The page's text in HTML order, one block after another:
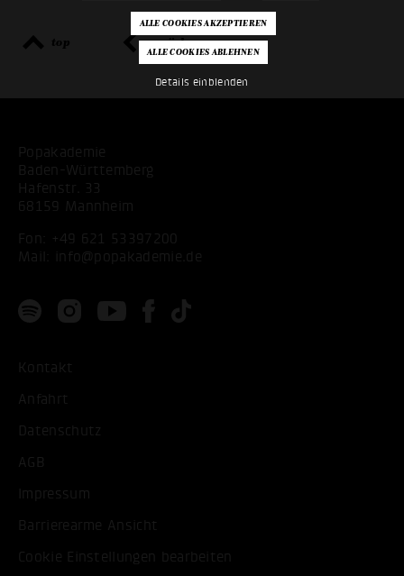
Details einblenden
top zurück
Popakademie
Baden-Württemberg
Hafenstr. 33
68159 Mannheim
Fon:
+49 621 53397200
Mail:
info@popakademie.de
Kontakt
Anfahrt
Datenschutz
AGB
Impressum
Barrierearme Ansicht
Cookie Einstellungen bearbeiten